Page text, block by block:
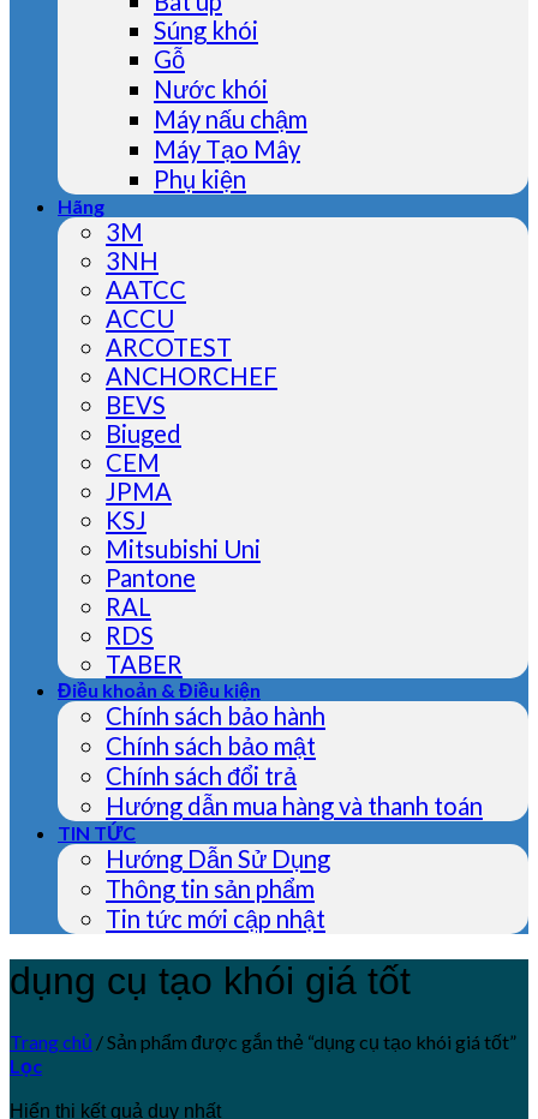
Súng khói
Gỗ
Nước khói
Máy nấu chậm
Máy Tạo Mây
Phụ kiện
Hãng
3M
3NH
AATCC
ACCU
ARCOTEST
ANCHORCHEF
BEVS
Biuged
CEM
JPMA
KSJ
Mitsubishi Uni
Pantone
RAL
RDS
TABER
Điều khoản & Điều kiện
Chính sách bảo hành
Chính sách bảo mật
Chính sách đổi trả
Hướng dẫn mua hàng và thanh toán
TIN TỨC
Hướng Dẫn Sử Dụng
Thông tin sản phẩm
Tin tức mới cập nhật
dụng cụ tạo khói giá tốt
Trang chủ /Sản phẩm được gắn thẻ “dụng cụ tạo khói giá tốt”
Lọc
Hiển thị kết quả duy nhất